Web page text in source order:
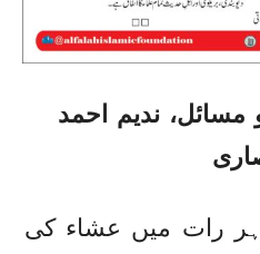
مسائل، ندیم احمد
رات میں عشاء کی